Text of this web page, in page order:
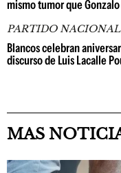
mismo tumor que
PARTIDO NACIONAL
Blancos celebran
discurso de Luis Lacalle
MAS